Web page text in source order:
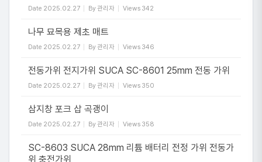
Date 2025.02.27 By관리자 Views 342
나무 묘목용 제초 매트
Date 2025.02.27 By관리자 Views 346
전동가위 전지가위 SUCA SC-8601 25mm 전동 가위
Date 2025.02.27 By관리자 Views 350
삼지창 포크 삽 곡괭이
Date 2025.02.27 By관리자 Views 358
SC-8603 SUCA 28mm 리튬 배터리 전정 가위 전동가
위 충전가위